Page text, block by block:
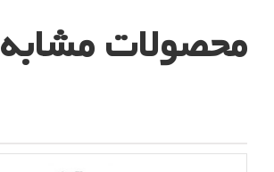
محصولات مشابه